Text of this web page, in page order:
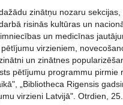
zinātņu nozaru
risinās kultūras un
un medicīnas
virzieniem,
un zinātnes
pētījumu programmu pirmie
„Bibliotheca Rigensis
virzieni Latvijā". Otrdien,